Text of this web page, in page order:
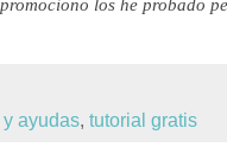
los he probado
ayudas, tutorial gratis